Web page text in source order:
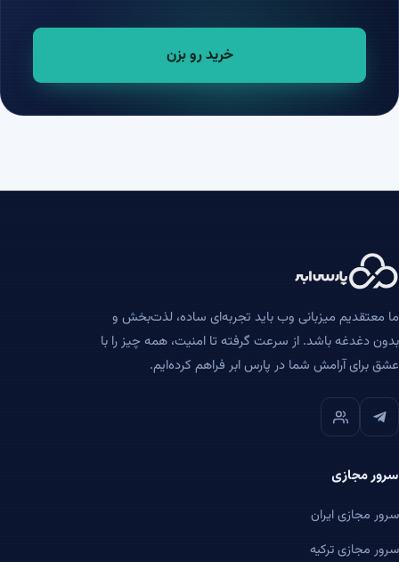
خرید رو بزن
ما معتقدیم میزبانی وب باید تجربه‌ای ساده، لذت‌بخش و
بدون دغدغه باشد. از سرعت گرفته تا امنیت، همه چیز را با
عشق برای آرامش شما در پارس ابر فراهم کرده‌ایم.
سرور مجازی
سرور مجازی ایران
سرور مجازی ترکیه